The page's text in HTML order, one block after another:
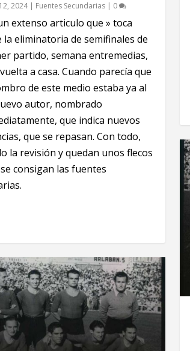
2024| Fuentes Secundarias | 0
extenso articulo que » toca
la eliminatoria de semifinales de
partido, semana entremedias,
a casa. Cuando parecía que
de este medio estaba ya al
autor, nombrado
que indica nuevos
que se repasan. Con todo,
la revisión y quedan unos flecos
consigan las fuentes